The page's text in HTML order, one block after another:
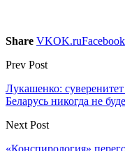
Share VKOK.ruFacebook
Prev Post
Лукашенко:
Беларусь никогда не
Next Post
«Конспирология»